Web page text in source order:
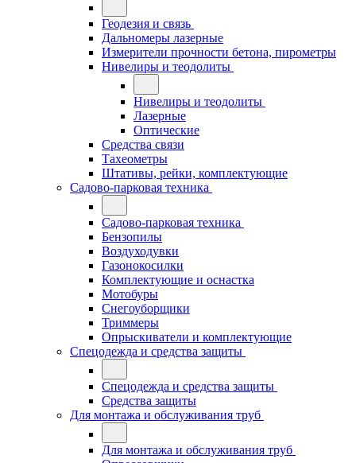
Геодезия и связь
Дальномеры лазерные
Измерители прочности бетона, пирометры
Нивелиры и теодолиты
Нивелиры и теодолиты
Лазерные
Оптические
Средства связи
Тахеометры
Штативы, рейки, комплектующие
Садово-парковая техника
Садово-парковая техника
Бензопилы
Воздуходувки
Газонокосилки
Комплектующие и оснастка
Мотобуры
Снегоуборщики
Триммеры
Опрыскиватели и комплектующие
Спецодежда и средства защиты
Спецодежда и средства защиты
Средства защиты
Для монтажа и обслуживания труб
Для монтажа и обслуживания труб